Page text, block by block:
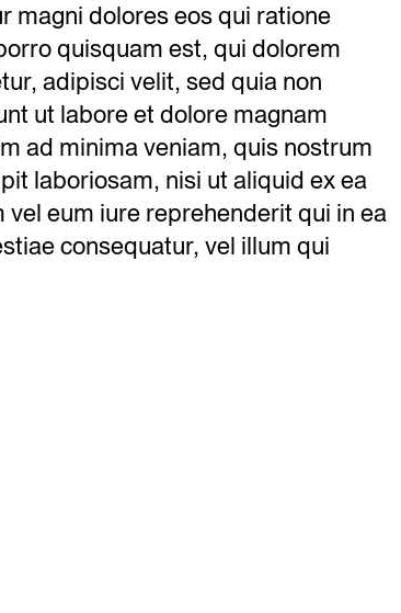
magni dolores eos qui ratione
quisquam est, qui dolorem
adipisci velit, sed quia non
ut labore et dolore magnam
ad minima veniam, quis nostrum
laboriosam, nisi ut aliquid ex ea
eum iure reprehenderit qui in ea
consequatur, vel illum qui